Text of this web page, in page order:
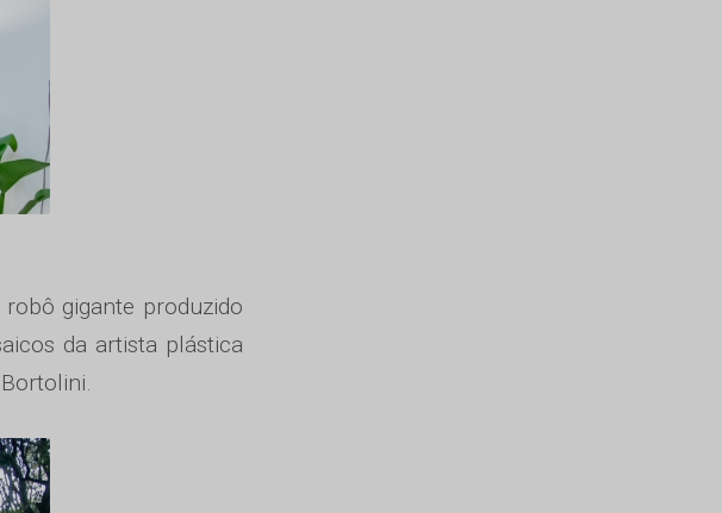
gigante produzido
da artista plástica